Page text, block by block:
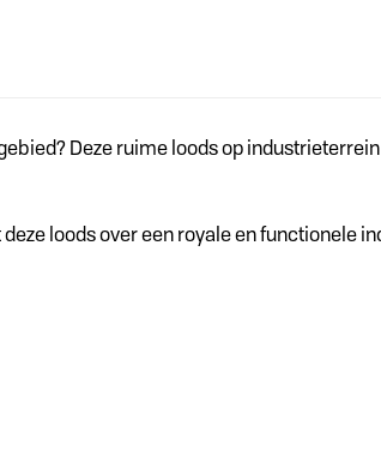
Deze ruime loods op industrieterrein
loods over een royale en functionele